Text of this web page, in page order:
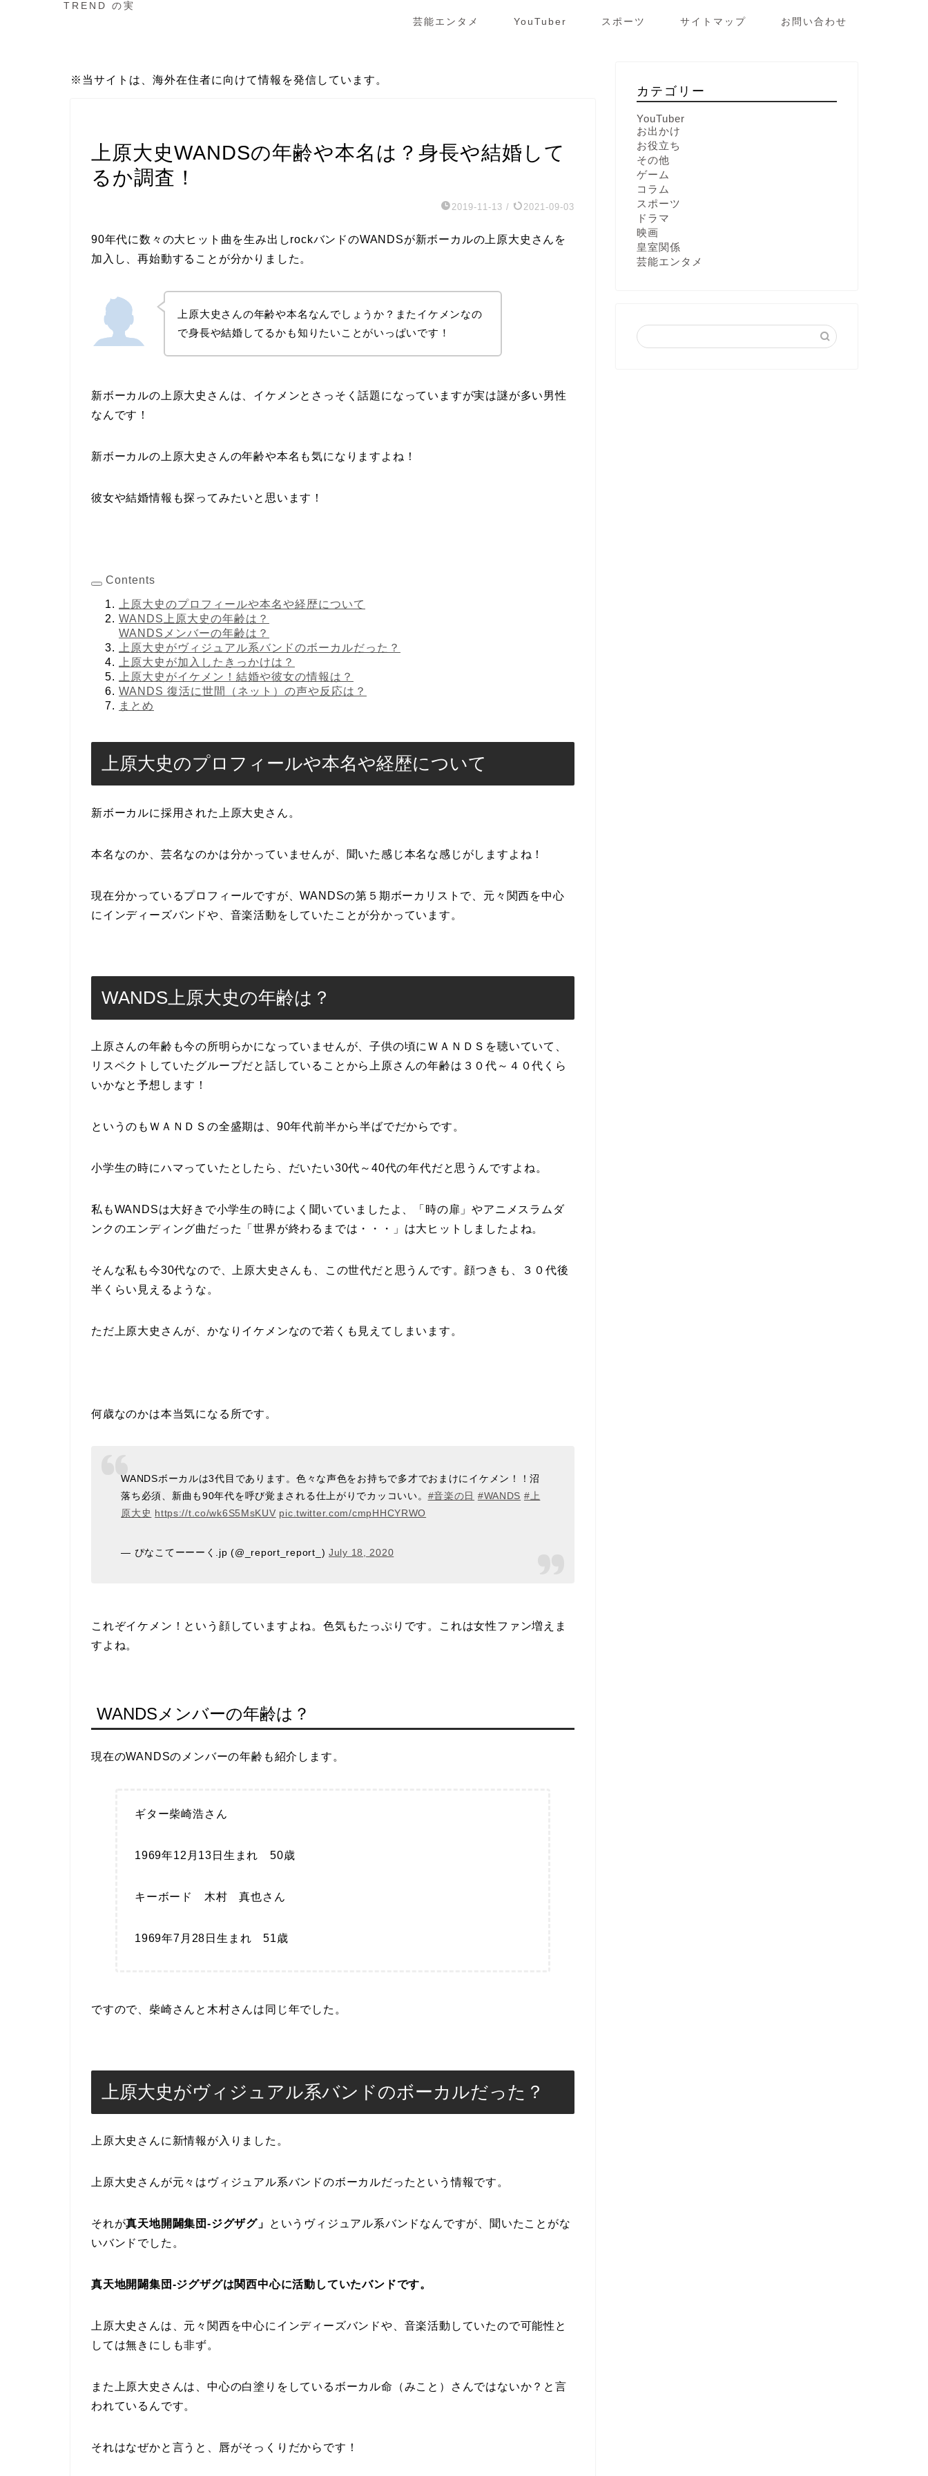
TREND の実
芸能エンタメ YouTuber スポーツ サイトマップ お問い合わせ
※当サイトは、海外在住者に向けて情報を発信しています。
上原大史WANDSの年齢や本名は？身長や結婚して
るか調査！
2019-11-13 / 2021-09-03
90年代に数々の大ヒット曲を生み出しrockバンドのWANDSが新ボーカルの上原大史さんを
加入し、再始動することが分かりました。
上原大史さんの年齢や本名なんでしょうか？またイケメンなの
で身長や結婚してるかも知りたいことがいっぱいです！
新ボーカルの上原大史さんは、イケメンとさっそく話題になっていますが実は謎が多い男性
なんです！
新ボーカルの上原大史さんの年齢や本名も気になりますよね！
彼女や結婚情報も探ってみたいと思います！
Contents
上原大史のプロフィールや本名や経歴について
WANDS上原大史の年齢は？
WANDSメンバーの年齢は？
上原大史がヴィジュアル系バンドのボーカルだった？
上原大史が加入したきっかけは？
上原大史がイケメン！結婚や彼女の情報は？
WANDS 復活に世間（ネット）の声や反応は？
まとめ
上原大史のプロフィールや本名や経歴について
新ボーカルに採用された上原大史さん。
本名なのか、芸名なのかは分かっていませんが、聞いた感じ本名な感じがしますよね！
現在分かっているプロフィールですが、WANDSの第５期ボーカリストで、元々関西を中心
にインディーズバンドや、音楽活動をしていたことが分かっています。
WANDS上原大史の年齢は？
上原さんの年齢も今の所明らかになっていませんが、子供の頃にＷＡＮＤＳを聴いていて、
リスペクトしていたグループだと話していることから上原さんの年齢は３０代～４０代くら
いかなと予想します！
というのもＷＡＮＤＳの全盛期は、90年代前半から半ばでだからです。
小学生の時にハマっていたとしたら、だいたい30代～40代の年代だと思うんですよね。
私もWANDSは大好きで小学生の時によく聞いていましたよ、「時の扉」やアニメスラムダ
ンクのエンディング曲だった「世界が終わるまでは・・・」は大ヒットしましたよね。
そんな私も今30代なので、上原大史さんも、この世代だと思うんです。顔つきも、３０代後
半くらい見えるような。
ただ上原大史さんが、かなりイケメンなので若くも見えてしまいます。
何歳なのかは本当気になる所です。
WANDSボーカルは3代目であります。色々な声色をお持ちで多才でおまけにイケメン！！沼
落ち必須、新曲も90年代を呼び覚まされる仕上がりでカッコいい。 #音楽の日 #WANDS #上
原大史 https://t.co/wk6S5MsKUV pic.twitter.com/cmpHHCYRWO
— ぴなこてーーーく.jp (@_report_report_) July 18, 2020
これぞイケメン！という顔していますよね。色気もたっぷりです。これは女性ファン増えま
すよね。
WANDSメンバーの年齢は？
現在のWANDSのメンバーの年齢も紹介します。
ギター柴崎浩さん
1969年12月13日生まれ 50歳
キーボード 木村 真也さん
1969年7月28日生まれ 51歳
ですので、柴崎さんと木村さんは同じ年でした。
上原大史がヴィジュアル系バンドのボーカルだった？
上原大史さんに新情報が入りました。
上原大史さんが元々はヴィジュアル系バンドのボーカルだったという情報です。
それが真天地開闢集団-ジグザグ」
というヴィジュアル系バンドなんですが、聞いたことがな
いバンドでした。
真天地開闢集団-ジグザグは関西中心に活動していたバンドです。
上原大史さんは、元々関西を中心にインディーズバンドや、音楽活動していたので可能性と
しては無きにしも非ず。
また上原大史さんは、中心の白塗りをしているボーカル命（みこと）さんではないか？と言
われているんです。
それはなぜかと言うと、唇がそっくりだからです！
カテゴリー
YouTuber
お出かけ
お役立ち
その他
ゲーム
コラム
スポーツ
ドラマ
映画
皇室関係
芸能エンタメ